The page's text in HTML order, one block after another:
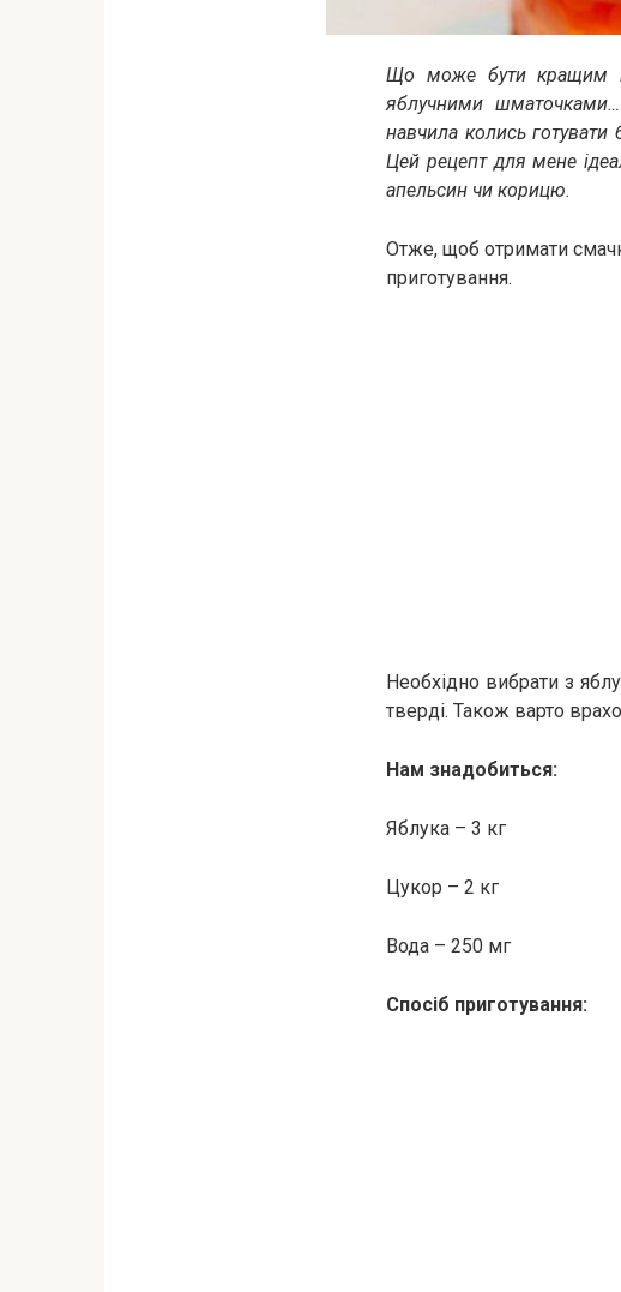
Що може бути кращим
яблучними
навчила колись
Цей рецепт для мене
апельсин чи корицю.
Отже, щоб отримати
приготування.
Необхідно вибрати з
тверді. Також варто
Нам знадобиться:
Яблука – 3 кг
Цукор – 2 кг
Вода – 250 мг
Спосіб приготування: